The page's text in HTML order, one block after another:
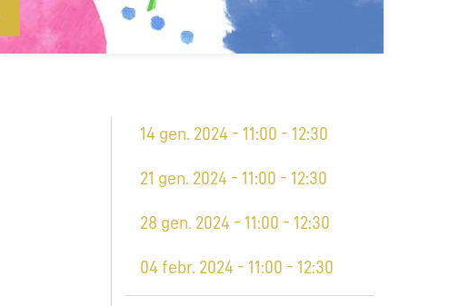
14 gen. 2024 - 11:00 - 12:30
21 gen. 2024 - 11:00 - 12:30
28 gen. 2024 - 11:00 - 12:30
04 febr. 2024 - 11:00 - 12:30